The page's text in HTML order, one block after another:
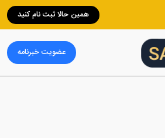
همین حالا ثبت نام کنید
عضویت خبرنامه